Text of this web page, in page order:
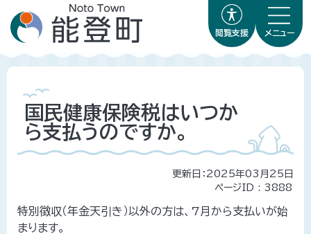
閲覧支援 メニュー
国民健康保険税はいつか
ら支払うのですか。
更新日：2025年03月25日
ページID : 3888
特別徴収（年金天引き）以外の方は、7月から支払いが始
まります。